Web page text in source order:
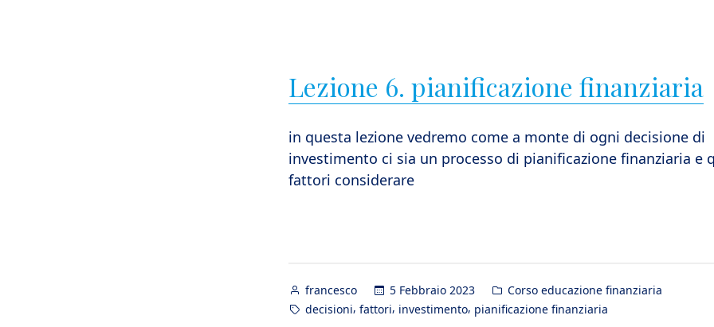
Lezione 6. pianificazione finanziaria
in questa lezione vedremo come a monte di ogni decisione di
investimento ci sia un processo di pianificazione finanziaria e
fattori considerare
Posted
by
francesco 5 Febbraio 2023
Posted
in
Corso educazione finanziaria
Tags:
decisioni, fattori, investimento, pianificazione finanziaria